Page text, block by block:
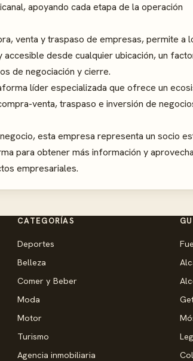
apoyando cada etapa de la operación
venta y traspaso de empresas, permite a
desde cualquier ubicación, un
de negociación y cierre.
líder especializada que ofrece un
venta, traspaso e inversión de
esta empresa representa un socio
para obtener más información y
empresariales.
CATEGORÍAS
Deportes
Belleza
Comer y Beber
Moda
Motor
Turismo
Agencia inmobiliaria